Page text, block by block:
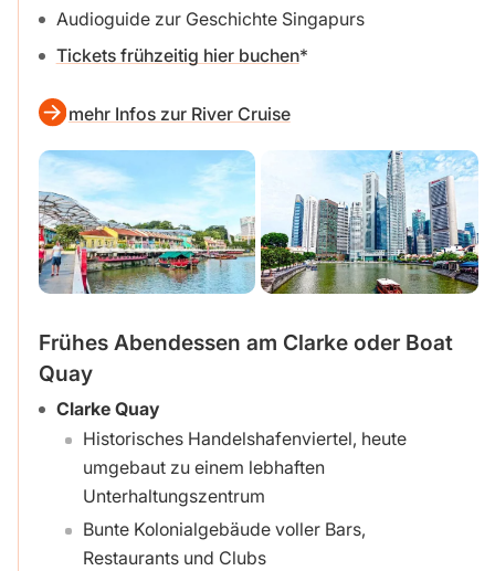
Audioguide zur Geschichte Singapurs
Tickets frühzeitig hier buchen
mehr Infos zur River Cruise
Frühes Abendessen am Clarke oder Boat
Quay
Clarke Quay
Historisches Handelshafenviertel, heute
umgebaut zu einem lebhaften
Unterhaltungszentrum
Bunte Kolonialgebäude voller Bars,
Restaurants und Clubs